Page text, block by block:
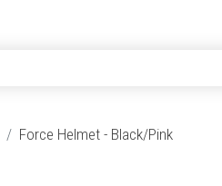
Force Helmet - Black/Pink